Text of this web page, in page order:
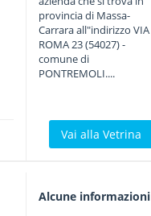
provincia di Massa-
Carrara all"indirizzo VIA
ROMA 23 (54027) -
comune di
PONTREMOLI....
Vai alla Vetrina
Alcune informazioni